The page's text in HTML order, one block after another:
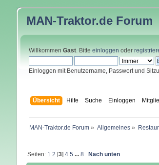
MAN-Traktor.de Forum
Willkommen Gast. Bitte einloggen oder
Einloggen mit Benutzername, Passwort und
Übersicht Hilfe Suche Einloggen
MAN-Traktor.de Forum » Allgemeines »
Seiten: 1 2 [3]4 5 ...8 Nach unten